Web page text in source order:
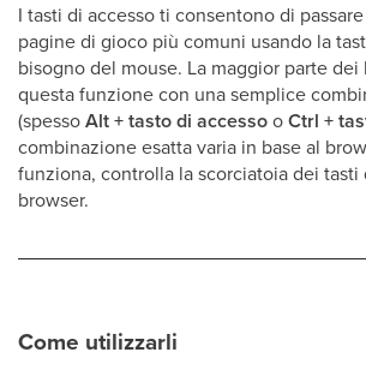
I tasti di accesso ti consentono di
pagine di gioco più comuni usando la
bisogno del mouse. La maggior parte
questa funzione con una semplice
(spessoAlt + tasto di accessooCtrl +
combinazione esatta varia in base al
funziona, controlla la scorciatoia dei tasti
browser.
Come utilizzarli